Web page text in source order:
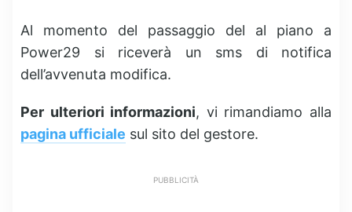
Al momento del passaggio del al piano a
Power29 si riceverà un sms di notifica
dell’avvenuta modifica.
Per ulteriori informazioni, vi rimandiamo alla
pagina ufficiale sul sito del gestore.
PUBBLICITÀ